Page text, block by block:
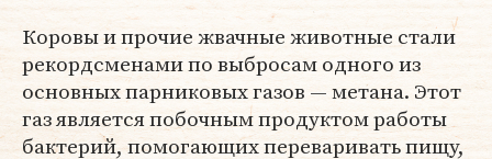
Коровы и прочие жвачные животные стали
рекордсменами по выбросам одного из
основных парниковых газов — метана. Этот
газ является побочным продуктом работы
бактерий, помогающих переваривать пищу,